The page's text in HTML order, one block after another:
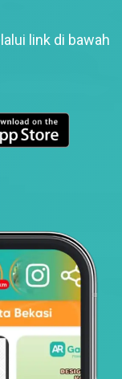
link di bawah